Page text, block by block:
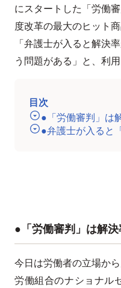
にスタートした「労働
度改革の最大のヒット
「弁護士が入ると解決
う問題がある」と、利
目次
●「労働審判」は
●弁護士が入ると
●「労働審判」は解
今日は労働者の立場か
労働組合のナショナル